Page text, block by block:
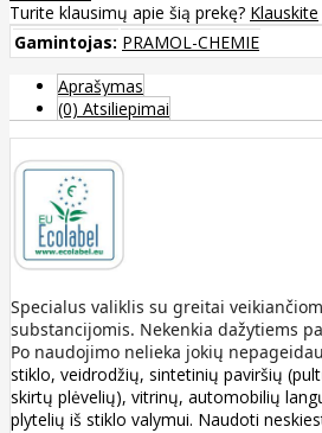
Turite klausimų apie šią prekę? Klauskite
Gamintojas: PRAMOL-CHEMIE
Aprašymas
(0) Atsiliepimai
Specialus valiklis su greitai
substancijomis. Nekenkia dažytiems
Po naudojimo nelieka jokių
stiklo, veidrodžių, sintetinių paviršių
skirtų plėvelių), vitrinų, automobilių
plytelių iš stiklo valymui. Naudoti